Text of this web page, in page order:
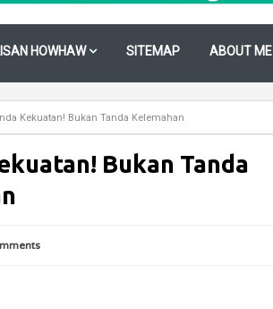
HOWHAW SITEMAP ABOUT ME
Kekuatan! Bukan Tanda Kelemahan
Bukan Tanda